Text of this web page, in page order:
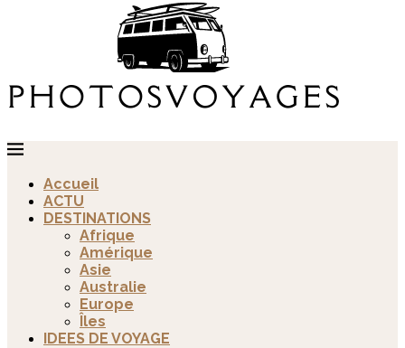
Accueil
ACTU
DESTINATIONS
Afrique
Amérique
Asie
Australie
Europe
Îles
IDEES DE VOYAGE